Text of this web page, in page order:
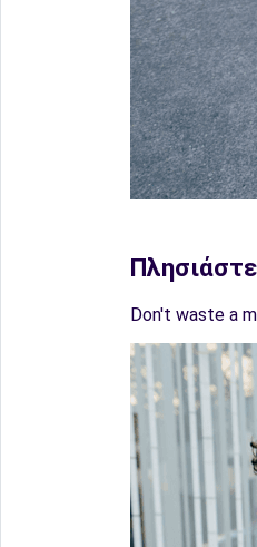
Don't waste a